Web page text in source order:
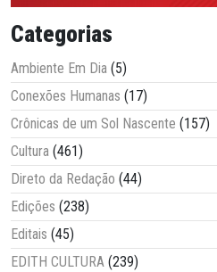
Categorias
Ambiente Em Dia (5)
Conexões Humanas (17)
Crônicas de um Sol Nascente (157)
Cultura (461)
Direto da Redação (44)
Edições (238)
Editais (45)
EDITH CULTURA (239)